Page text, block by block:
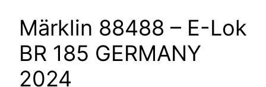
Märklin 88488 – E-Lok
BR 185 GERMANY
2024